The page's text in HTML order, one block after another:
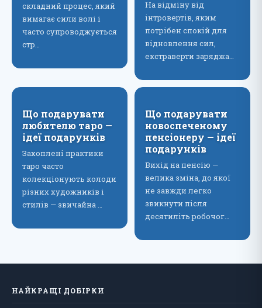
складний процес, який
вимагає сили волі і
часто супроводжується
стр…
На відміну від
інтровертів, яким
потрібен спокій для
відновлення сил,
екстраверти заряджа…
Що подарувати
любителю таро —
ідеї подарунків
Захоплені практики
таро часто
колекціонують колоди
різних художників і
стилів — звичайна …
Що подарувати
новоспеченому
пенсіонеру — ідеї
подарунків
Вихід на пенсію —
велика зміна, до якої
не завжди легко
звикнути після
десятиліть робочог…
НАЙКРАЩІ ДОБІРКИ